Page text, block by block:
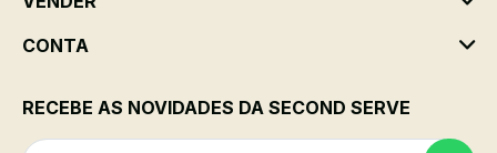
CONTA
RECEBE AS NOVIDADES DA SECOND SERVE